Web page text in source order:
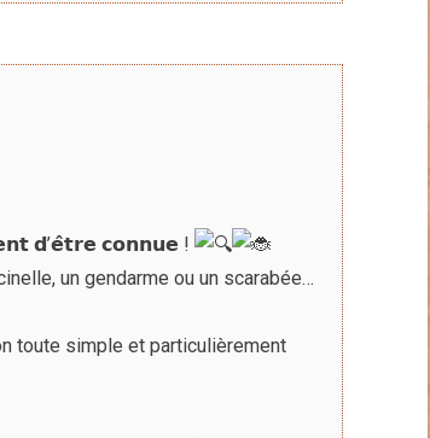
𝗱’𝗲̂𝘁𝗿𝗲 𝗰𝗼𝗻𝗻𝘂𝗲 !
un gendarme ou un scarabée…
simple et particulièrement